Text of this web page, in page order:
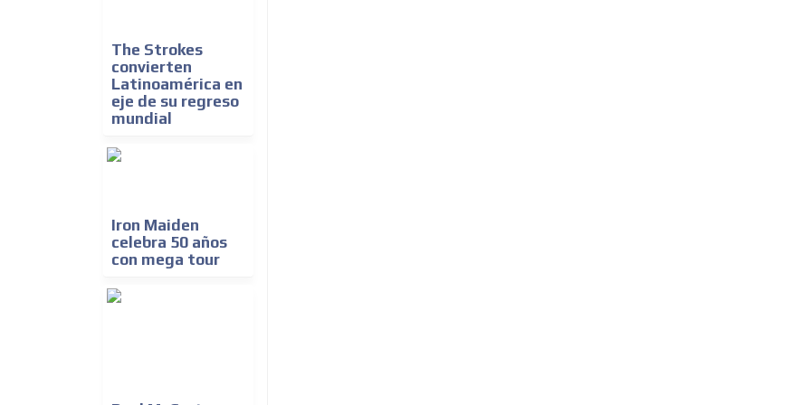
The Strokes
convierten
Latinoamérica en
eje de su regreso
mundial
Iron Maiden
celebra 50 años
con mega tour